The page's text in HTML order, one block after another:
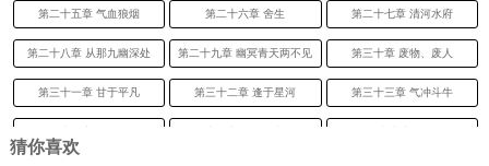
第二十五章 气血狼烟 第二十六章 舍生 第二十七章 清河水府
第二十八章 从那九幽深处 第二十九章 幽冥青天两不见 第三十章 废物、废人
第三十一章 甘于平凡 第三十二章 逢于星河 第三十三章 气冲斗牛
猜你喜欢